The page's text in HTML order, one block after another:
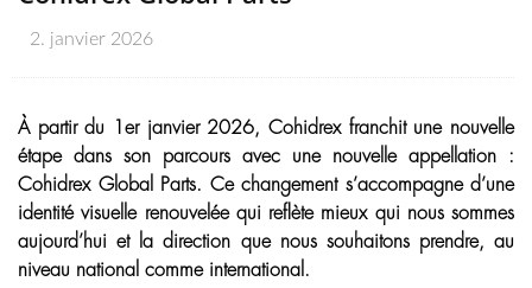
2. janvier 2026
À partir du 1er janvier 2026, Cohidrex franchit une nouvelle
étape dans son parcours avec une nouvelle appellation :
Cohidrex Global Parts. Ce changement s’accompagne d’une
identité visuelle renouvelée qui reflète mieux qui nous sommes
aujourd’hui et la direction que nous souhaitons prendre, au
niveau national comme international.